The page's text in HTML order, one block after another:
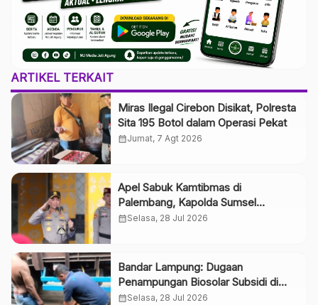
ARTIKEL TERKAIT
Miras Ilegal Cirebon Disikat, Polresta
Sita 195 Botol dalam Operasi Pekat
calendar_monthJumat, 7 Agt 2026
Apel Sabuk Kamtibmas di
Palembang, Kapolda Sumsel
Tegaskan Persatuan Warga Jadi
calendar_monthSelasa, 28 Jul 2026
Bandar Lampung: Dugaan
Penampungan Biosolar Subsidi di
Jalan Soekarno Hatta Jadi Sorotan
calendar_monthSelasa, 28 Jul 2026